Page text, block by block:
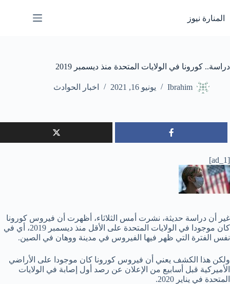
إلى
المحتوى
المنارة نيوز
دراسة.. كورونا في الولايات المتحدة منذ ديسمبر 2019
Ibrahim يونيو 16, 2021 اخبار الحوادث
[ad_1]
غير أن دراسة حديثة، نشرت أمس الثلاثاء، أظهرت أن فيروس كورونا
كان موجودا في الولايات المتحدة على الأقل منذ ديسمبر 2019، أي في
نفس الفترة التي ظهر فيها الفيروس في مدينة ووهان في الصين.
ولكن هذا الكشف يعني أن فيروس كورونا كان موجودا على الأراضي
الأميركية قبل أسابيع من الإعلان عن رصد أول إصابة في الولايات
المتحدة في يناير 2020.